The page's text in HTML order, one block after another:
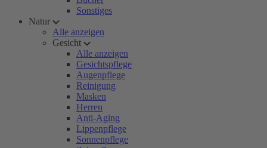
Sonstiges
Natur
Alle anzeigen
Gesicht
Alle anzeigen
Gesichtspflege
Augenpflege
Reinigung
Masken
Herren
Anti-Aging
Lippenpflege
Sonnenpflege